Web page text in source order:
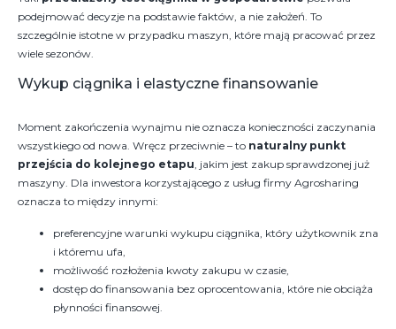
podejmować decyzje na podstawie faktów, a nie założeń. To
szczególnie istotne w przypadku maszyn, które mają pracować przez
wiele sezonów.
Wykup ciągnika i elastyczne finansowanie
Moment zakończenia wynajmu nie oznacza konieczności zaczynania
wszystkiego od nowa. Wręcz przeciwnie – to naturalny punkt
przejścia do kolejnego etapu, jakim jest zakup sprawdzonej już
maszyny. Dla inwestora korzystającego z usług firmy Agrosharing
oznacza to między innymi:
preferencyjne warunki wykupu ciągnika, który użytkownik zna
i któremu ufa,
możliwość rozłożenia kwoty zakupu w czasie,
dostęp do finansowania bez oprocentowania, które nie obciąża
płynności finansowej.